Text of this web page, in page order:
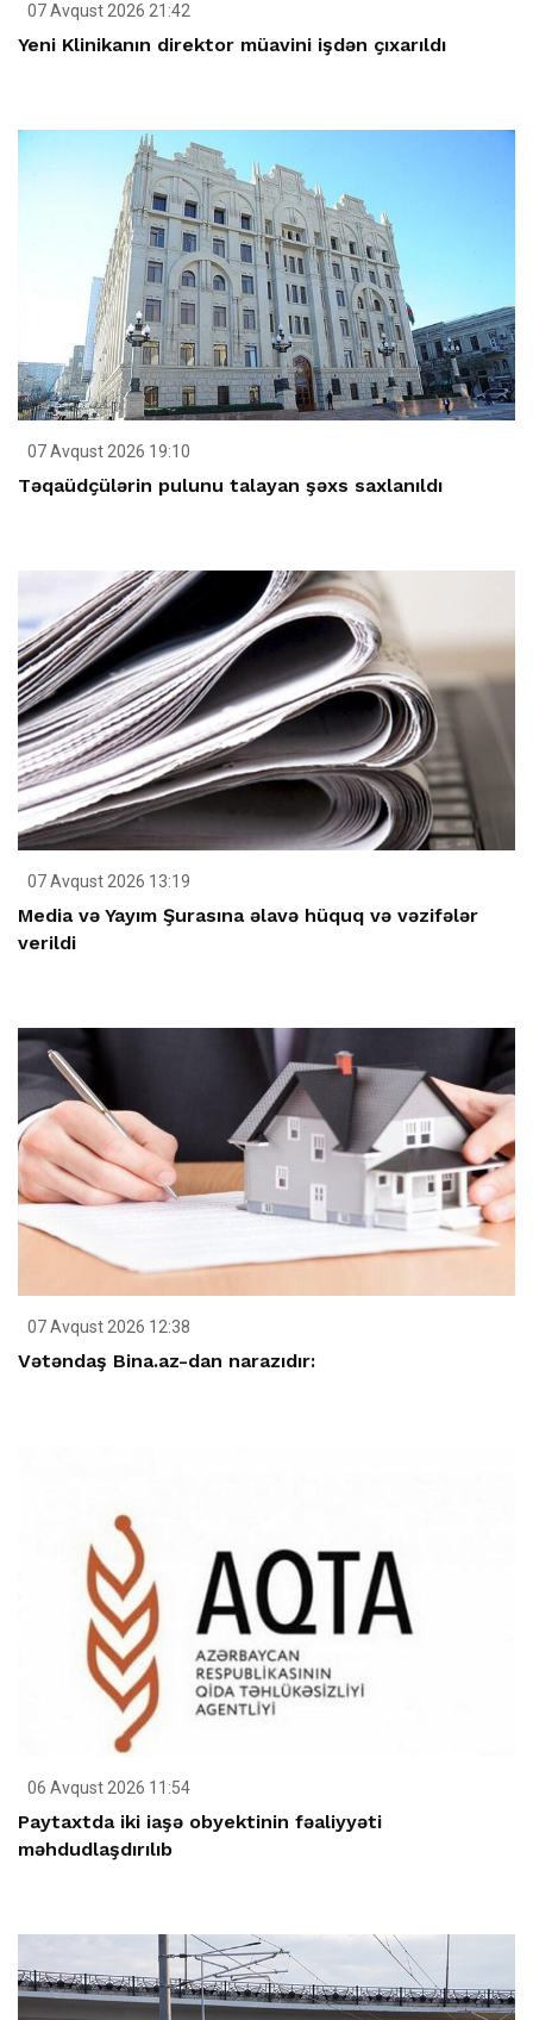
07 Avqust 2026 21:42
Yeni Klinikanın direktor müavini işdən çıxarıldı
07 Avqust 2026 19:10
Təqaüdçülərin pulunu talayan şəxs saxlanıldı
07 Avqust 2026 13:19
Media və Yayım Şurasına əlavə hüquq və vəzifələr
verildi
07 Avqust 2026 12:38
Vətəndaş Bina.az-dan narazıdır:
06 Avqust 2026 11:54
Paytaxtda iki iaşə obyektinin fəaliyyəti
məhdudlaşdırılıb